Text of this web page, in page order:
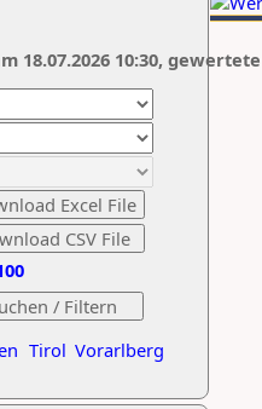
Tirol Vorarlberg
18.07.2026 10:30,